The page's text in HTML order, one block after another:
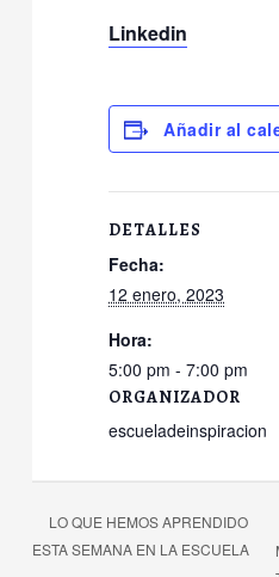
Linkedin
Añadir al
DETALLES
Fecha:
12 enero, 2023
Hora:
5:00 pm - 7:00 pm
ORGANIZADOR
escueladeinspiracion
LO QUE HEMOS APRENDIDO
ESTA SEMANA EN LA ESCUELA